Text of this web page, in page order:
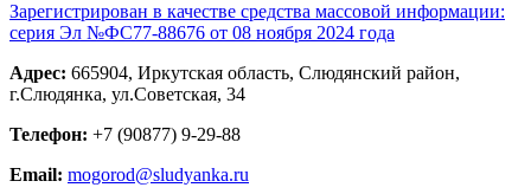
Зарегистрирован в качестве средства массовой информации:
серия Эл №ФС77-88676 от 08 ноября 2024 года
Адрес: 665904, Иркутская область, Слюдянский район,
г.Слюдянка, ул.Советская, 34
Телефон: +7 (90877) 9-29-88
Email: mogorod@sludyanka.ru